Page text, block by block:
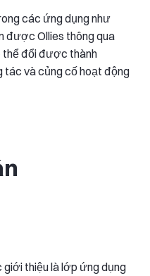
các ứng dụng như
được Ollies thông qua
thể đổi được thành
và củng cố hoạt động
thiệu là lớp ứng dụng